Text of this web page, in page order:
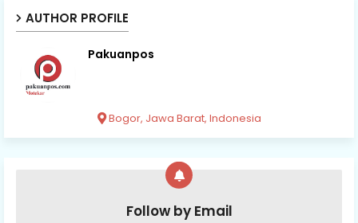
AUTHOR PROFILE
Pakuanpos
Bogor, Jawa Barat, Indonesia
Follow by Email